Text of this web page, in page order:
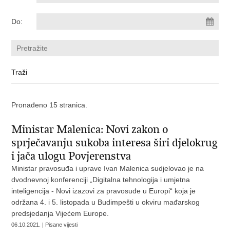
Do:
Pronađeno 15 stranica.
Ministar Malenica: Novi zakon o
sprječavanju sukoba interesa širi djelokrug
i jača ulogu Povjerenstva
Ministar pravosuđa i uprave Ivan Malenica sudjelovao je na
dvodnevnoj konferenciji „Digitalna tehnologija i umjetna
inteligencija - Novi izazovi za pravosuđe u Europi“ koja je
održana 4. i 5. listopada u Budimpešti u okviru mađarskog
predsjedanja Vijećem Europe.
06.10.2021. | Pisane vijesti